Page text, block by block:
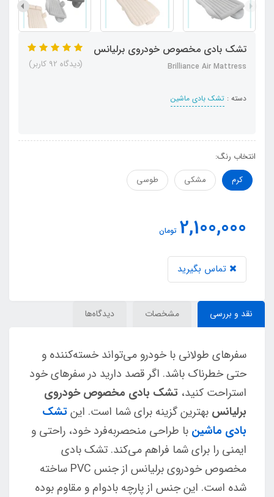
تشک بادی مخصوص خودروی برلیانس
Brilliance Air Mattress
دسته : تشک بادی ماشین
(دیدگاه 92 کاربر)
انتخاب رنگ:
کرم
مشکی طوسی
2,100,000 تومان
تماس بگیرید
نقد و بررسی مشخصات دیدگاه‌ها
سفرهای طولانی با خودرو می‌تواند خسته‌کننده و
حتی خطرناک باشد. اگر قصد دارید در سفرهای خود
استراحت کنید، تشک بادی مخصوص خودروی
برلیانس بهترین گزینه برای شما است. اینتشک
بادی ماشین با طراحی منحصربه‌فرد خود، راحتی و
ایمنی را برای شما فراهم می‌کند. تشک بادی
مخصوص خودروی برلیانس از جنس PVC ساخته
شده است. این جنس از پارچه بادوام و مقاوم بوده